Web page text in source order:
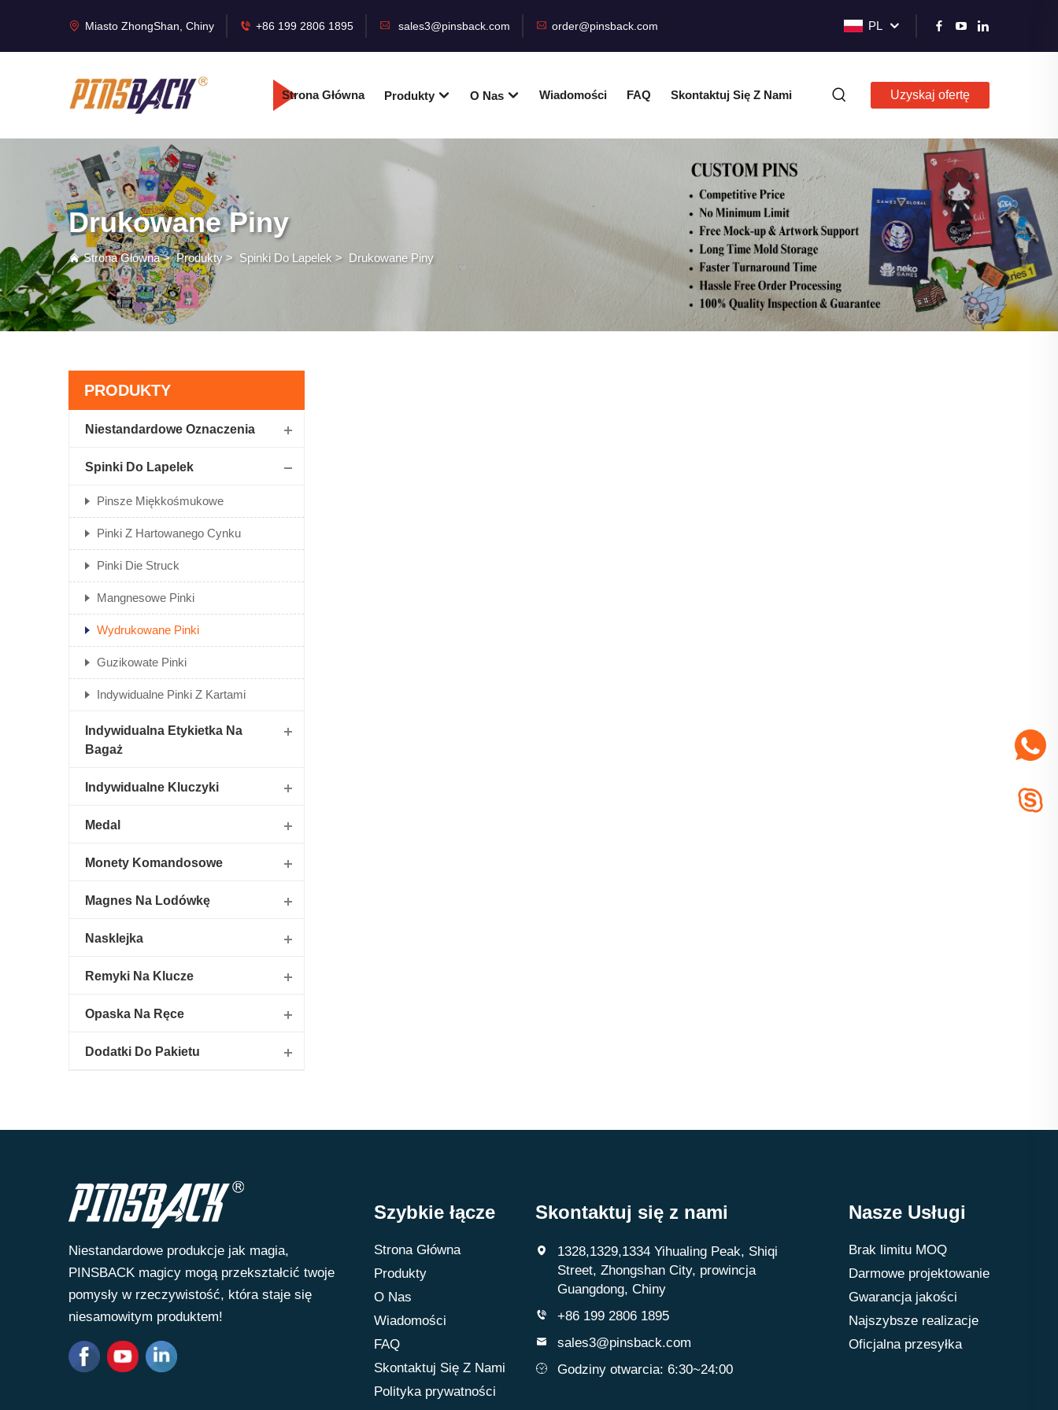
Miasto ZhongShan, Chiny +86 199 2806 1895 sales3@pinsback.com order@pinsback.com PL
Strona Główna Produkty O Nas Wiadomości FAQ Skontaktuj Się Z Nami Uzyskaj ofertę
Drukowane Piny
Strona Główna>Produkty> Spinki Do Lapelek> Drukowane Piny
PRODUKTY
Niestandardowe Oznaczenia
Spinki Do Lapelek
Pinsze Miękkośmukowe
Pinki Z Hartowanego Cynku
Pinki Die Struck
Mangnesowe Pinki
Wydrukowane Pinki
Guzikowate Pinki
Indywidualne Pinki Z Kartami
Indywidualna Etykietka Na
Bagaż
Indywidualne Kluczyki
Medal
Monety Komandosowe
Magnes Na Lodówkę
Nasklejka
Remyki Na Klucze
Opaska Na Ręce
Dodatki Do Pakietu
Niestandardowe produkcje jak magia,
PINSBACK magicy mogą przekształcić twoje
pomysły w rzeczywistość, która staje się
niesamowitym produktem!
Szybkie łącze
Strona Główna
Produkty
O Nas
Wiadomości
FAQ
Skontaktuj Się Z Nami
Polityka prywatności
Skontaktuj się z nami
1328,1329,1334 Yihualing Peak, Shiqi
Street, Zhongshan City, prowincja
Guangdong, Chiny
+86 199 2806 1895
sales3@pinsback.com
Godziny otwarcia: 6:30~24:00
Nasze Usługi
Brak limitu MOQ
Darmowe projektowanie
Gwarancja jakości
Najszybsze realizacje
Oficjalna przesyłka